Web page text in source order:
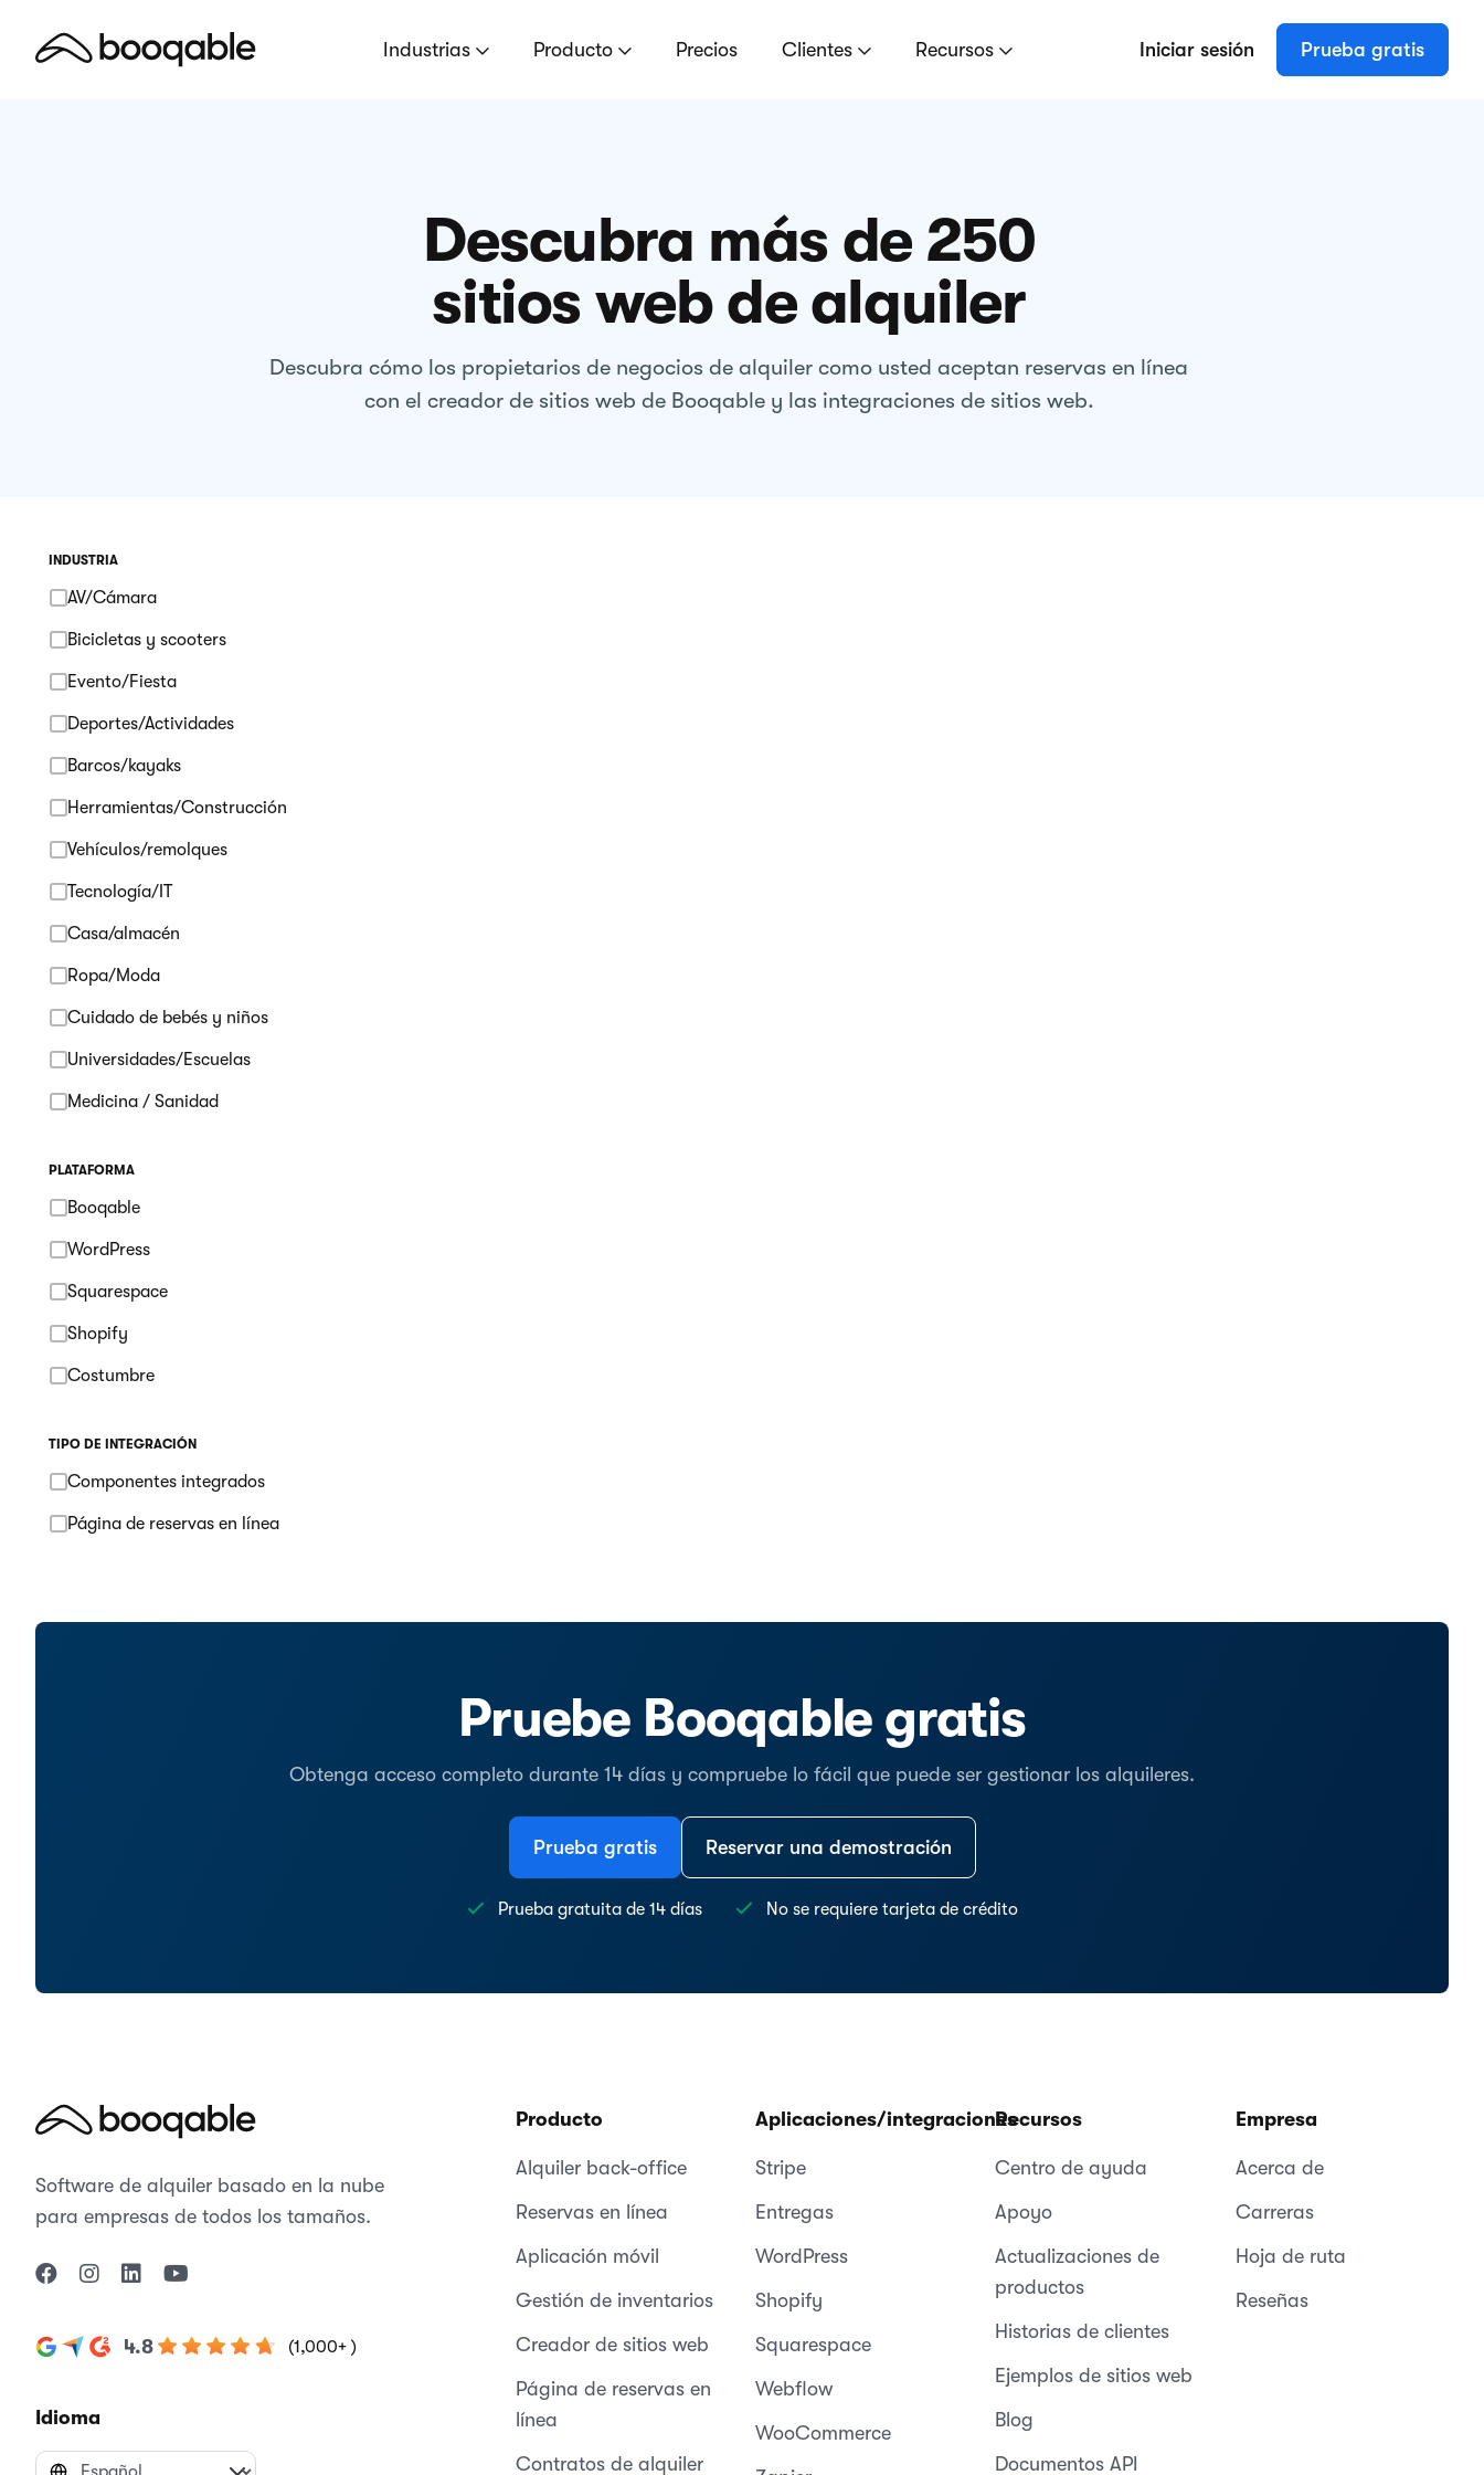
Industrias Producto Precios Clientes Recursos Iniciar sesión Prueba gratis
Descubra más de 250
sitios web de alquiler
Descubra cómo los propietarios de negocios de alquiler como usted aceptan reservas en línea
con el creador de sitios web de Booqable y las integraciones de sitios web.
INDUSTRIA
AV/Cámara
Bicicletas y scooters
Evento/Fiesta
Deportes/Actividades
Barcos/kayaks
Herramientas/Construcción
Vehículos/remolques
Tecnología/IT
Casa/almacén
Ropa/Moda
Cuidado de bebés y niños
Universidades/Escuelas
Medicina / Sanidad
PLATAFORMA
Booqable
WordPress
Squarespace
Shopify
Costumbre
TIPO DE INTEGRACIÓN
Componentes integrados
Página de reservas en línea
Pruebe Booqable gratis
Obtenga acceso completo durante 14 días y compruebe lo fácil que puede ser gestionar los alquileres.
Prueba gratis Reservar una demostración
Prueba gratuita de 14 días No se requiere tarjeta de crédito
Software de alquiler basado en la nube
para empresas de todos los tamaños.
4.8 (1,000+ )
Idioma
Producto
Alquiler back-office
Reservas en línea
Aplicación móvil
Gestión de inventarios
Creador de sitios web
Página de reservas en
línea
Contratos de alquiler
Aplicaciones/integraciones
Stripe
Entregas
WordPress
Shopify
Squarespace
Webflow
WooCommerce
Recursos
Centro de ayuda
Apoyo
Actualizaciones de
productos
Historias de clientes
Ejemplos de sitios web
Blog
Documentos API
Empresa
Acerca de
Carreras
Hoja de ruta
Reseñas